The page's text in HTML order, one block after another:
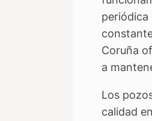
periódica
Coruña
a
Los
calidad